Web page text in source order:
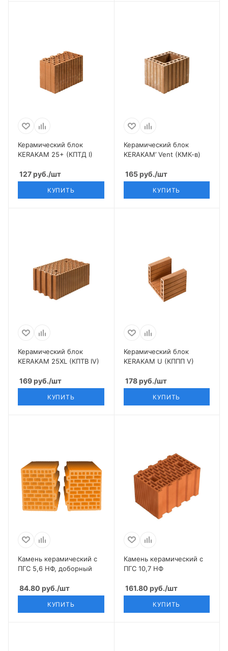
Керамический блок
KERAKAM 25+ (КПТД I)
127руб./шт
КУПИТЬ
Керамический блок
KERAKAM’ Vent (КМК-в)
165руб./шт
КУПИТЬ
Керамический блок
KERAKAM 25XL (КПТВ IV)
169руб./шт
КУПИТЬ
Керамический блок
KERAKAM U (КППП V)
178руб./шт
КУПИТЬ
Камень керамический с
ПГС 5,6 НФ, доборный
84.80 руб./шт
КУПИТЬ
Камень керамический с
ПГС 10,7 НФ
161.80 руб./шт
КУПИТЬ